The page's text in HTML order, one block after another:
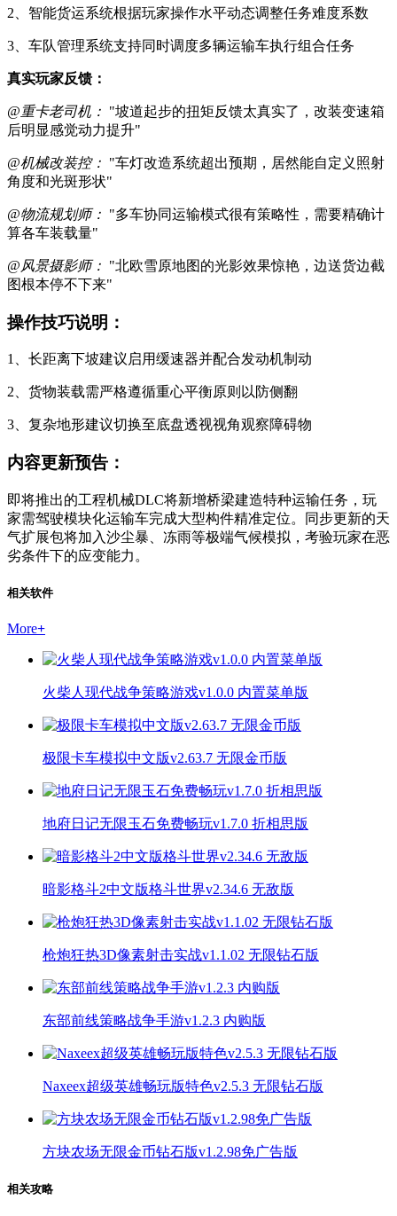
2、智能货运系统根据玩家操作水平动态调整任务难度系数
3、车队管理系统支持同时调度多辆运输车执行组合任务
真实玩家反馈：
@重卡老司机： "坡道起步的扭矩反馈太真实了，改装变速箱
后明显感觉动力提升"
@机械改装控： "车灯改造系统超出预期，居然能自定义照射
角度和光斑形状"
@物流规划师： "多车协同运输模式很有策略性，需要精确计
算各车装载量"
@风景摄影师： "北欧雪原地图的光影效果惊艳，边送货边截
图根本停不下来"
操作技巧说明：
1、长距离下坡建议启用缓速器并配合发动机制动
2、货物装载需严格遵循重心平衡原则以防侧翻
3、复杂地形建议切换至底盘透视视角观察障碍物
内容更新预告：
即将推出的工程机械DLC将新增桥梁建造特种运输任务，玩
家需驾驶模块化运输车完成大型构件精准定位。同步更新的天
气扩展包将加入沙尘暴、冻雨等极端气候模拟，考验玩家在恶
劣条件下的应变能力。
相关软件
More+
火柴人现代战争策略游戏v1.0.0 内置菜单版
极限卡车模拟中文版v2.63.7 无限金币版
地府日记无限玉石免费畅玩v1.7.0 折相思版
暗影格斗2中文版格斗世界v2.34.6 无敌版
枪炮狂热3D像素射击实战v1.1.02 无限钻石版
东部前线策略战争手游v1.2.3 内购版
Naxeex超级英雄畅玩版特色v2.5.3 无限钻石版
方块农场无限金币钻石版v1.2.98免广告版
相关攻略